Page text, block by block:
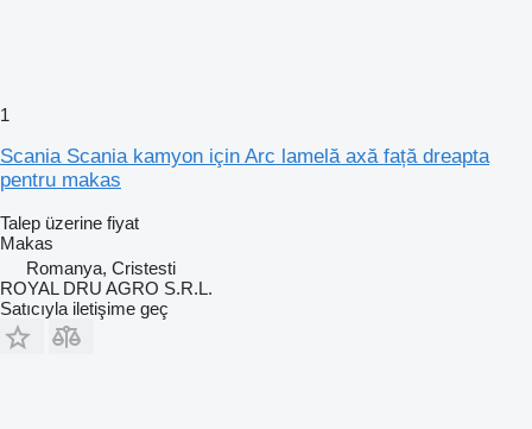
1
Scania Scania kamyon için Arc lamelă axă față dreapta
pentru makas
Talep üzerine fiyat
Makas
Romanya, Cristesti
ROYAL DRU AGRO S.R.L.
Satıcıyla iletişime geç